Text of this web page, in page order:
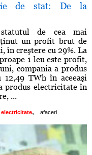
de stat: De la
statutul de cea mai
un profit brut de
în creştere cu 29%. La
1 leu este profit,
compania a produs
12,49 TWh în aceeaşi
produs electricitate în
...
electricitate, afaceri